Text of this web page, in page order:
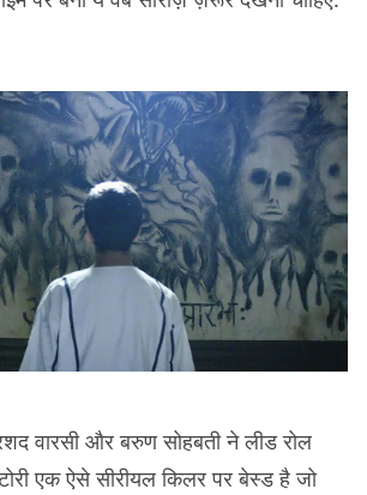
वारसी और बरुण सोहबती ने लीड रोल
एक ऐसे सीरीयल किलर पर बेस्ड है जो